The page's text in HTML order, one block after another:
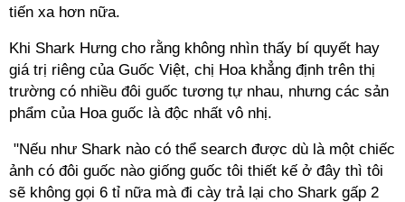
tiến xa hơn nữa.
Khi Shark Hưng cho rằng không nhìn thấy bí quyết hay
giá trị riêng của Guốc Việt, chị Hoa khẳng định trên thị
trường có nhiều đôi guốc tương tự nhau, nhưng các sản
phẩm của Hoa guốc là độc nhất vô nhị.
"Nếu như Shark nào có thể search được dù là một chiếc
ảnh có đôi guốc nào giống guốc tôi thiết kế ở đây thì tôi
sẽ không gọi 6 tỉ nữa mà đi cày trả lại cho Shark gấp 2